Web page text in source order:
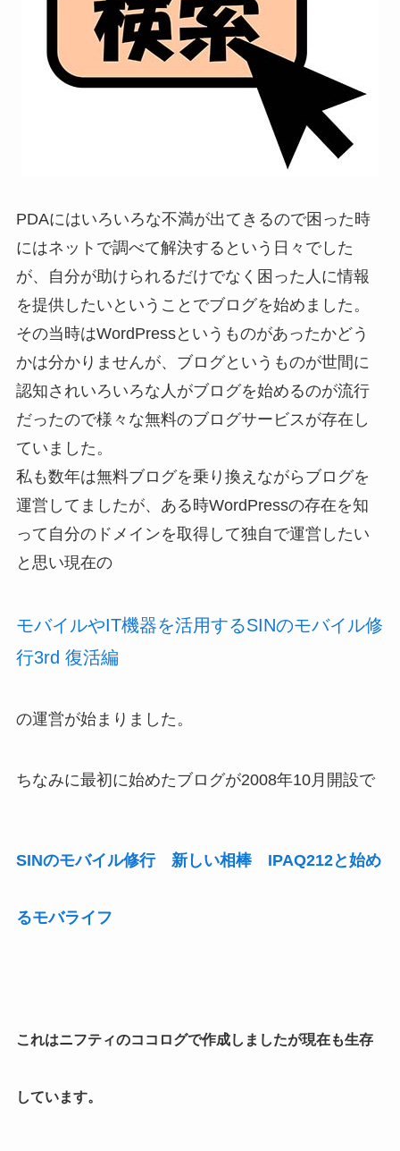
PDAにはいろいろな不満が出てきるので困った時
にはネットで調べて解決するという日々でした
が、自分が助けられるだけでなく困った人に情報
を提供したいということでブログを始めました。
その当時はWordPressというものがあったかどう
かは分かりませんが、ブログというものが世間に
認知されいろいろな人がブログを始めるのが流行
だったので様々な無料のブログサービスが存在し
ていました。
私も数年は無料ブログを乗り換えながらブログを
運営してましたが、ある時WordPressの存在を知
って自分のドメインを取得して独自で運営したい
と思い現在の
モバイルやIT機器を活用するSINのモバイル修
行3rd 復活編
の運営が始まりました。
ちなみに最初に始めたブログが2008年10月開設で
SINのモバイル修行 新しい相棒 IPAQ212と始め
るモバライフ
これはニフティのココログで作成しましたが現在も生存
しています。